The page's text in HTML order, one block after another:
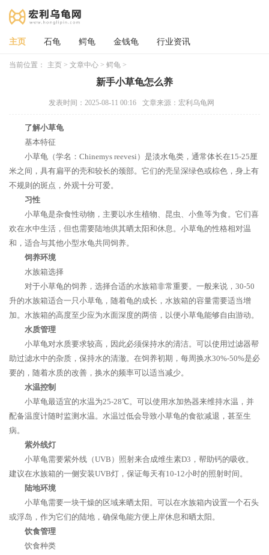
主页 石龟 鳄龟 金钱龟 行业资讯
当前位置： 主页 > 文章中心 > 鳄龟 >
新手小草龟怎么养
发表时间：2025-08-11 00:16 文章来源：宏利乌龟网
了解小草龟
基本特征
小草龟（学名：Chinemys reevesi）是淡水龟类，通常体长在15-25厘
米之间，具有扁平的壳和较长的颈部。它们的壳呈深绿色或棕色，身上有
不规则的斑点，外观十分可爱。
习性
小草龟是杂食性动物，主要以水生植物、昆虫、小鱼等为食。它们喜
欢在水中生活，但也需要陆地供其晒太阳和休息。小草龟的性格相对温
和，适合与其他小型水龟共同饲养。
饲养环境
水族箱选择
对于小草龟的饲养，选择合适的水族箱非常重要。一般来说，30-50
升的水族箱适合一只小草龟，随着龟的成长，水族箱的容量需要适当增
加。水族箱的高度至少应为水面深度的两倍，以便小草龟能够自由游动。
水质管理
小草龟对水质要求较高，因此必须保持水的清洁。可以使用过滤器帮
助过滤水中的杂质，保持水的清澈。在饲养初期，每周换水30%-50%是必
要的，随着水质的改善，换水的频率可以适当减少。
水温控制
小草龟最适宜的水温为25-28℃。可以使用水加热器来维持水温，并
配备温度计随时监测水温。水温过低会导致小草龟的食欲减退，甚至生
病。
紫外线灯
小草龟需要紫外线（UVB）照射来合成维生素D3，帮助钙的吸收。
建议在水族箱的一侧安装UVB灯，保证每天有10-12小时的照射时间。
陆地环境
小草龟需要一块干燥的区域来晒太阳。可以在水族箱内设置一个石头
或浮岛，作为它们的陆地，确保龟能方便上岸休息和晒太阳。
饮食管理
饮食种类